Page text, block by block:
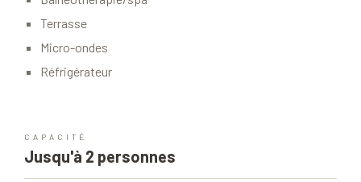
Terrasse
Micro-ondes
Réfrigérateur
CAPACITÉ
Jusqu'à 2 personnes